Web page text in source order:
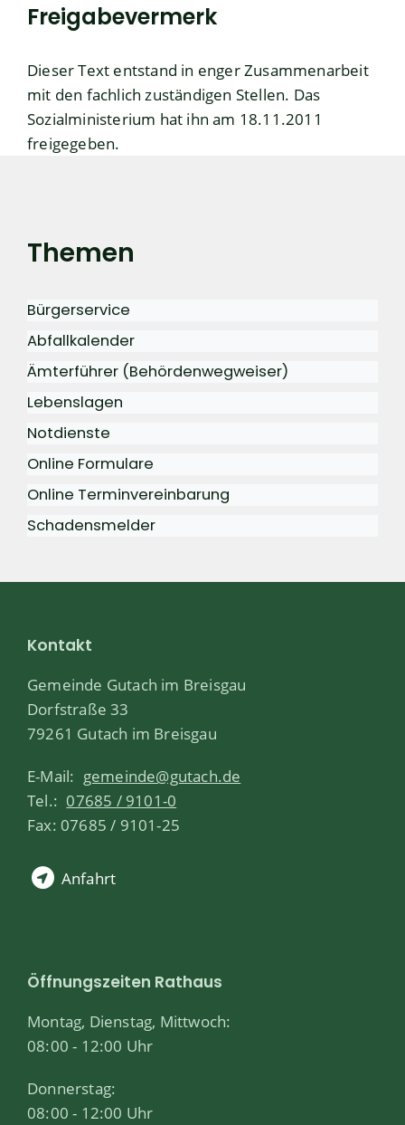
Freigabevermerk
Dieser Text entstand in enger Zusammenarbeit
mit den fachlich zuständigen Stellen. Das
Sozialministerium hat ihn am 18.11.2011
freigegeben.
Themen
Bürgerservice
Abfallkalender
Ämterführer (Behördenwegweiser)
Lebenslagen
Notdienste
Online Formulare
Online Terminvereinbarung
Schadensmelder
Kontakt
Gemeinde Gutach im Breisgau
Dorfstraße 33
79261 Gutach im Breisgau
E-Mail: gemeinde@gutach.de
Tel.: 07685 / 9101-0
Fax: 07685 / 9101-25
Anfahrt
Öffnungszeiten Rathaus
Montag, Dienstag, Mittwoch:
08:00 - 12:00 Uhr
Donnerstag:
08:00 - 12:00 Uhr